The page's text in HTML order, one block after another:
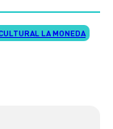
LA MONEDA